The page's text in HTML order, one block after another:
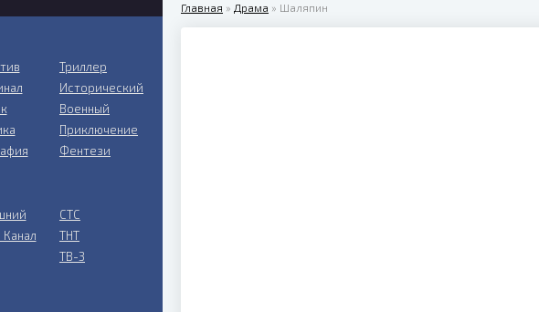
Главная » Драма » Шаляпин
Триллер
Исторический
Военный
Приключение
Фентези
СТС
ТНТ
ТВ-3